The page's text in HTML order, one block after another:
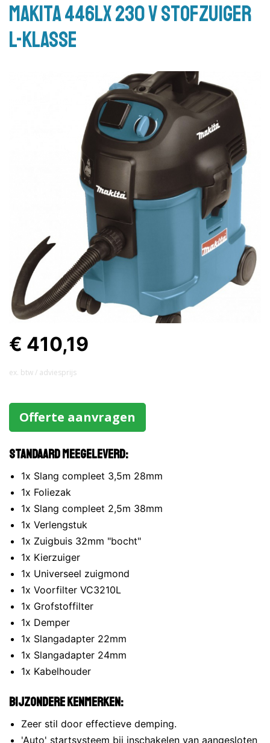
Makita 446LX 230 V Stofzuiger
L-klasse
€ 410,19
ex. btw / adviesprijs
Offerte aanvragen
Standaard meegeleverd:
1x Slang compleet 3,5m 28mm
1x Foliezak
1x Slang compleet 2,5m 38mm
1x Verlengstuk
1x Zuigbuis 32mm "bocht"
1x Kierzuiger
1x Universeel zuigmond
1x Voorfilter VC3210L
1x Grofstoffilter
1x Demper
1x Slangadapter 22mm
1x Slangadapter 24mm
1x Kabelhouder
Bijzondere kenmerken:
Zeer stil door effectieve demping.
'Auto' startsysteem bij inschakelen van aangesloten